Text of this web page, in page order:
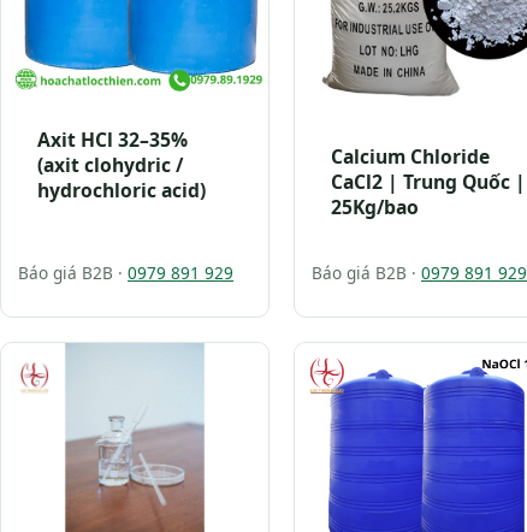
Axit HCl 32–35%
(axit clohydric /
hydrochloric acid)
Báo giá B2B · 0979 891 929
Calcium Chloride
CaCl2 | Trung Quốc |
25Kg/bao
Báo giá B2B · 0979 891 929